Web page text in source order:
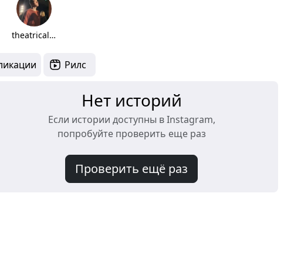
theatrical life
Рилс
Нет историй
Если истории доступны в Instagram,
попробуйте проверить еще раз
Проверить ещё раз